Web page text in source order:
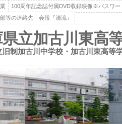
100周年記念誌付属DVD収録映像※パスワー
等の連絡先 会報『清流』
立加古川東高
旧制加古川中学校・加古川東高等